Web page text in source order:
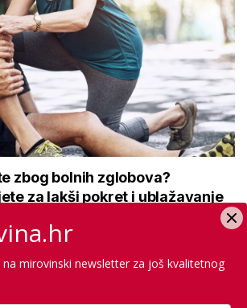
zbog bolnih zglobova?
za lakši pokret i ublažavanje
na mirovinski newsletter za još kvalitetnog